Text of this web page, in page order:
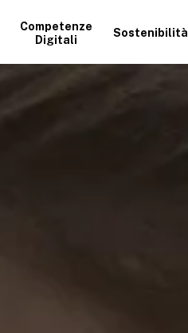
Competenze
Digitali
Sostenibilità